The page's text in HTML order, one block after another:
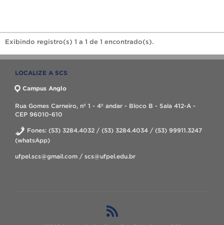
Exibindo registro(s) 1 a 1 de 1 encontrado(s).
LOCALIZE A SCS
Campus Anglo
Rua Gomes Carneiro, nº 1 - 4º andar - Bloco B - Sala 412-A -
CEP 96010-610
Fones: (53) 3284.4032 / (53) 3284.4034 / (53) 99911.3247
(whatsApp)
ufpel.scs@gmail.com / scs@ufpel.edu.br